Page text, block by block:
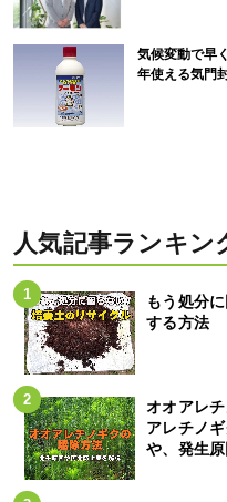
気候変動で早
年使える気門
人気記事ランキン
もう処分
する方法
オオアレ
アレチノ
や、発生